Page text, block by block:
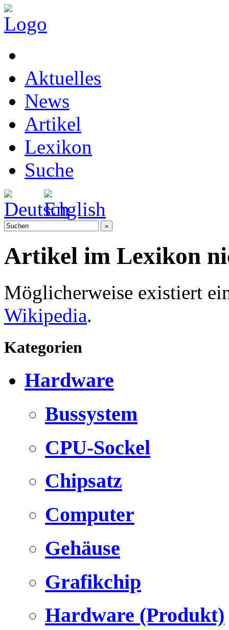
Aktuelles
News
Artikel
Lexikon
Suche
Artikel im Lexikon
Möglicherweise existiert
Wikipedia.
Kategorien
Hardware
Bussystem
CPU-Sockel
Chipsatz
Computer
Gehäuse
Grafikchip
Hardware (Produkt)